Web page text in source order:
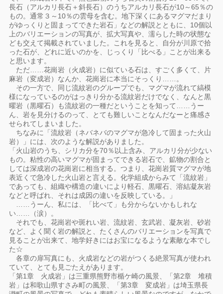
長石（アルカリ長石＋斜長石）のうちアルカリ長石が10～65％の
もの。通常３～10％の雲母を含む。地下深くにあるマグマだまり
がゆっくりと固まってできた岩石」などの解説とともに、10個以
上のバリエーションの写真が、拡大写真や、濡らした時の状態な
ども交えて掲載されていました。これを見ると、自分が川原で拾
った石が、どれに近いのかを、じっくり「比べる」ことが出来る
と思います。
ただ……花崗岩（火成岩）に似ている石は、すごく多くて、片
麻岩（変成岩）なんか、花崗岩に本当にそっくり……。
その一方で、同じ流紋岩のグループでも、マグマが流れて縞模
様になっているのがはっきり分かる流紋岩だけでなく、なんと黒
曜岩（黒曜石）も流紋岩の一種だということを知って……うー
ん、岩を見分けるのって、とても難しいことなんだなーと痛感さ
せられてしまいました。
ちなみに「流紋岩（ネバネバのマグマが急冷して固まった火山
岩）」には、次のような解説がありました。
「火山岩のうち、シリカ分を70％以上含み、アルカリ分が少ない
もの。粘性の高いマグマが固まってできる岩石で、鉱物の割合と
しては深成岩の花崗岩に相当する。つまり、花崗岩質マグマが地
表近くで急冷した火山岩と言える。化学組成からみて「流紋岩」
であっても、組織や構造の違いにより軽石、黒曜石、溶結凝灰岩
などと呼ばれ、それは成因の違いを反映している。」
……うーん、私には、「比べて」も分からないかもしれな
い……（涙）。
それでも、花崗岩や斑れい岩、流紋岩、玄武岩、凝灰岩、砂岩
など、よく聞く岩の解説と、たくさんのバリエーションを写真で
見ることが出来て、地学好きにはお宝になるような素敵な本でし
た☆
各章の扉写真にも、火成岩などの岩がつくる絶景写真が使われ
ていて、とても見ごたえがあります。
「第1章 火成岩」は三重県熊野市楯ケ崎の風景、「第2章 堆積
岩」は和歌山県すさみ町の風景、「第3章 変成岩」は埼玉県長